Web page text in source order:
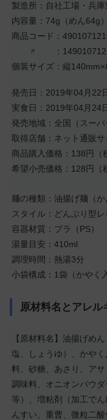
製造所：自社工場・兵
内容量：74g（めん64g）
商品コード：
〃 ：
個装サイズ：縦
発売日：2019年04月22
実食日：2019年04月24
発売地域：全国（スーパ
取得店舗：ネット通販サ
商品購入価格：138円（
希望小売価格：128円（
麺の種類：油揚げ麺（か
スタイル：どんぶり型
容器材質：プラ（PS）
湯量目安：410ml
調理時間：熱湯3分
小袋構成：1袋（かやく
原材料名とアレル
【原材料名】油揚げめ
塩、しょうゆ）、かや
料、砂糖、あさり、ア
調味料、オニオンパウ
等）、増粘剤（加工で
んすい、重曹、微粒二